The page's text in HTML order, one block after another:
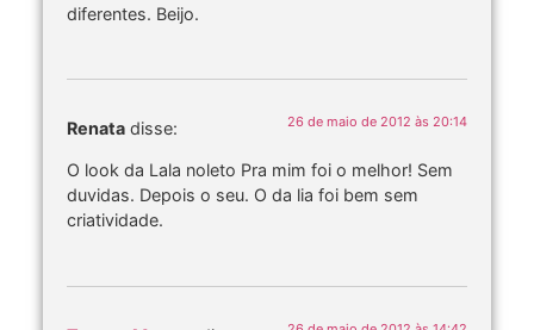
diferentes. Beijo.
Renata disse: 26 de maio de 2012 às 20:14
O look da Lala noleto Pra mim foi o melhor! Sem
duvidas. Depois o seu. O da lia foi bem sem
criatividade.